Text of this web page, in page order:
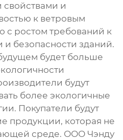
и
к ветровым
с ростом требований к
и безопасности зданий.
будет больше
будут
более экологичные
Покупатели будут
продукции, которая не
среде. ООО Чэнду